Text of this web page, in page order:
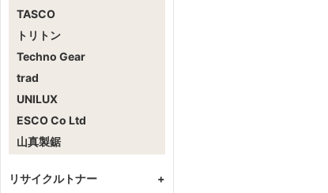
TASCO
トリトン
Techno Gear
trad
UNILUX
ESCO Co Ltd
山真製鋸
リサイクルトナー +